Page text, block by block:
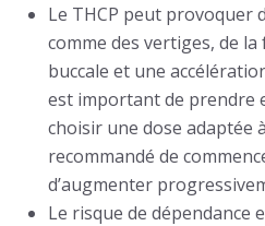
Le THCP peut provoquer
comme des vertiges, de
buccale et une
est important de prendre
choisir une dose adaptée
recommandé de
d’augmenter
Le risque de dépendance